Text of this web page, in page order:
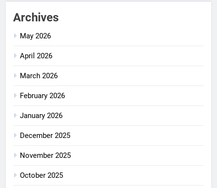
Archives
May 2026
April 2026
March 2026
February 2026
January 2026
December 2025
November 2025
October 2025